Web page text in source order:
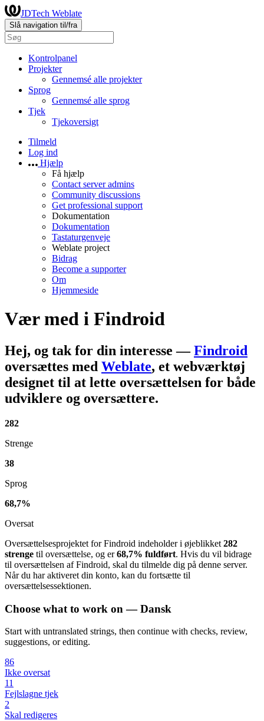
JDTech Weblate
Slå navigation til/fra
Kontrolpanel
Projekter
Gennemsé alle projekter
Sprog
Gennemsé alle sprog
Tjek
Tjekoversigt
Tilmeld
Log ind
Hjælp
Få hjælp
Contact server admins
Community discussions
Get professional support
Dokumentation
Dokumentation
Tastaturgenveje
Weblate project
Bidrag
Become a supporter
Om
Hjemmeside
Vær med i Findroid
Hej, og tak for din interesse —Findroid
oversættes med Weblate, et webværktøj
designet til at lette oversættelsen for både
udviklere og oversættere.
282
Strenge
38
Sprog
68,7%
Oversat
Oversættelsesprojektet for Findroid indeholder i øjeblikket 282
strenge til oversættelse, og er68,7% fuldført. Hvis du vil bidrage
til oversættelsen af Findroid, skal du tilmelde dig på denne server.
Når du har aktiveret din konto, kan du fortsætte til
oversættelsessektionen.
Choose what to work on — Dansk
Start with untranslated strings, then continue with checks, review,
suggestions, or editing.
86
Ikke oversat
11
Fejlslagne tjek
2
Skal redigeres